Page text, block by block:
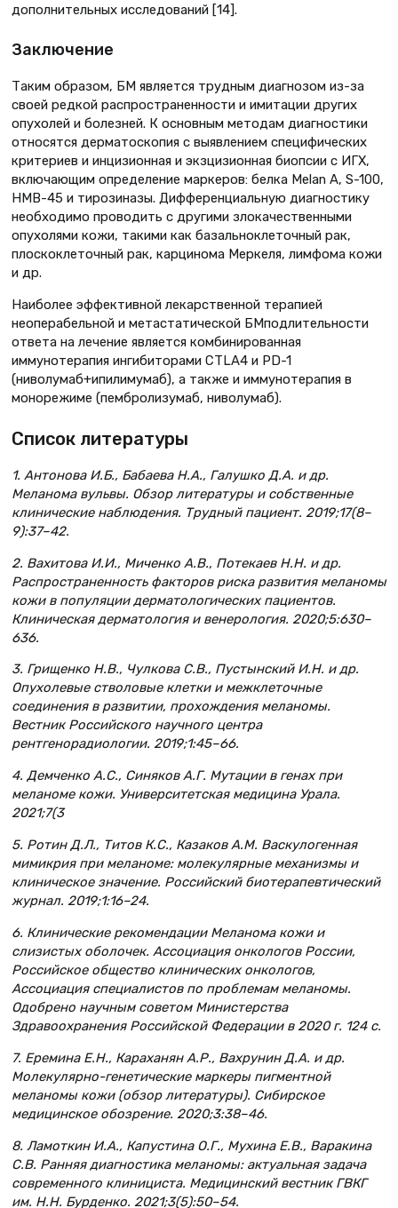
дополнительных исследований [14].
Заключение
Таким образом, БМ является трудным диагнозом из-за
своей редкой распространенности и имитации других
опухолей и болезней. К основным методам диагностики
относятся дерматоскопия с выявлением специфических
критериев и инцизионная и экзцизионная биопсии с ИГХ,
включающим определение маркеров: белка Меlan A, S-100,
HMB-45 и тирозиназы. Дифференциальную диагностику
необходимо проводить с другими злокачественными
опухолями кожи, такими как базальноклеточный рак,
плоскоклеточный рак, карцинома Меркеля, лимфома кожи
и др.
Наиболее эффективной лекарственной терапией
неоперабельной и метастатической БМподлительности
ответа на лечение является комбинированная
иммунотерапия ингибиторами СТLA4 и РD-1
(ниволумаб+ипилимумаб), а также и иммунотерапия в
монорежиме (пембролизумаб, ниволумаб).
Список литературы
1. Антонова И.Б., Бабаева Н.А., Галушко Д.А. и др.
Меланома вульвы. Обзор литературы и собственные
клинические наблюдения. Трудный пациент. 2019;17(8–
9):37–42.
2. Вахитова И.И., Миченко А.В., Потекаев Н.Н. и др.
Распространенность факторов риска развития меланомы
кожи в популяции дерматологических пациентов.
Клиническая дерматология и венерология. 2020;5:630–
636.
3. Грищенко Н.В., Чулкова С.В., Пустынский И.Н. и др.
Опухолевые стволовые клетки и межклеточные
соединения в развитии, прохождения меланомы.
Вестник Российского научного центра
рентгенорадиологии. 2019;1:45–66.
4. Демченко А.С., Синяков А.Г. Мутации в генах при
меланоме кожи. Университетская медицина Урала.
2021;7(3
5. Ротин Д.Л., Титов К.С., Казаков А.М. Васкулогенная
мимикрия при меланоме: молекулярные механизмы и
клиническое значение. Российский биотерапевтический
журнал. 2019;1:16–24.
6. Клинические рекомендации Меланома кожи и
слизистых оболочек. Ассоциация онкологов России,
Российское общество клинических онкологов,
Ассоциация специалистов по проблемам меланомы.
Одобрено научным советом Министерства
Здравоохранения Российской Федерации в 2020 г. 124 с.
7. Еремина Е.Н., Караханян А.Р., Вахрунин Д.А. и др.
Молекулярно-генетические маркеры пигментной
меланомы кожи (обзор литературы). Сибирское
медицинское обозрение. 2020;3:38–46.
8. Ламоткин И.А., Капустина О.Г., Мухина Е.В., Варакина
С.В. Ранняя диагностика меланомы: актуальная задача
современного клинициста. Медицинский вестник ГВКГ
им. Н.Н. Бурденко. 2021;3(5):50–54.